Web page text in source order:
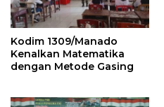
Kodim 1309/Manado
Kenalkan Matematika
dengan Metode Gasing